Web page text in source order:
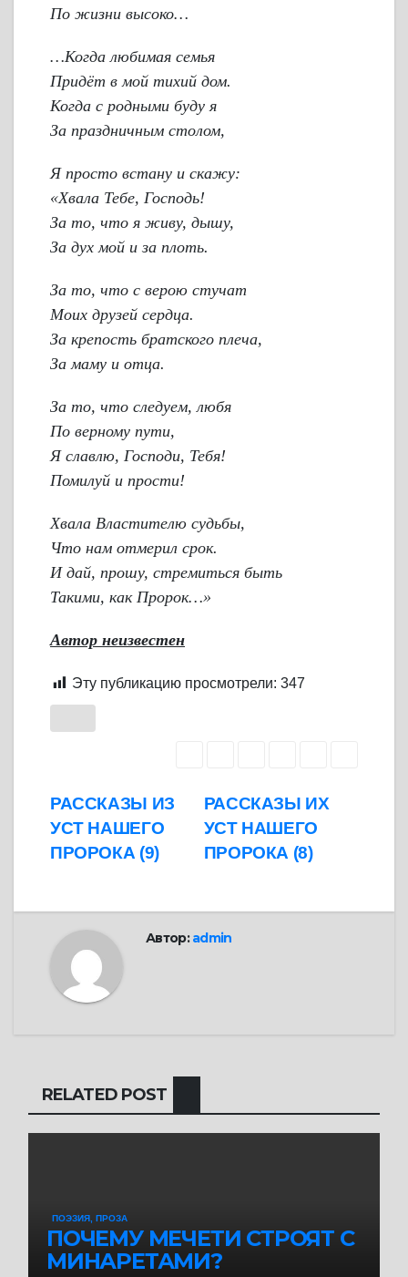
По жизни высоко…
…Когда любимая семья
Придёт в мой тихий дом.
Когда с родными буду я
За праздничным столом,
Я просто встану и скажу:
«Хвала Тебе, Господь!
За то, что я живу, дышу,
За дух мой и за плоть.
За то, что с верою стучат
Моих друзей сердца.
За крепость братского плеча,
За маму и отца.
За то, что следуем, любя
По верному пути,
Я славлю, Господи, Тебя!
Помилуй и прости!
Хвала Властителю судьбы,
Что нам отмерил срок.
И дай, прошу, стремиться быть
Такими, как Пророк…»
Автор неизвестен
Эту публикацию просмотрели: 347
Навигация
по
РАССКАЗЫ ИХ
УСТ НАШЕГО
ПРОРОКА (8)
РАССКАЗЫ ИЗ
УСТ НАШЕГО
ПРОРОКА (9)
Автор:admin
RELATED POST
ПОЭЗИЯ, ПРОЗА
ПОЧЕМУ МЕЧЕТИ СТРОЯТ С
МИНАРЕТАМИ?